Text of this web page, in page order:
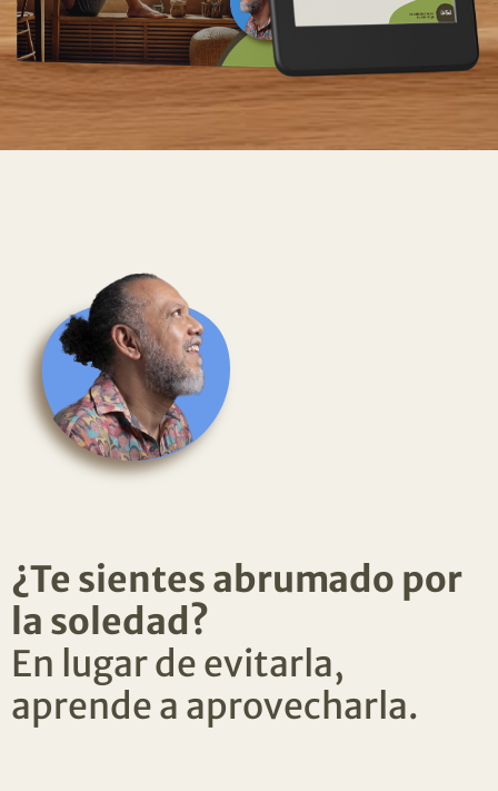
¿Te sientes abrumado por
la soledad?
En lugar de evitarla,
aprende a aprovecharla.